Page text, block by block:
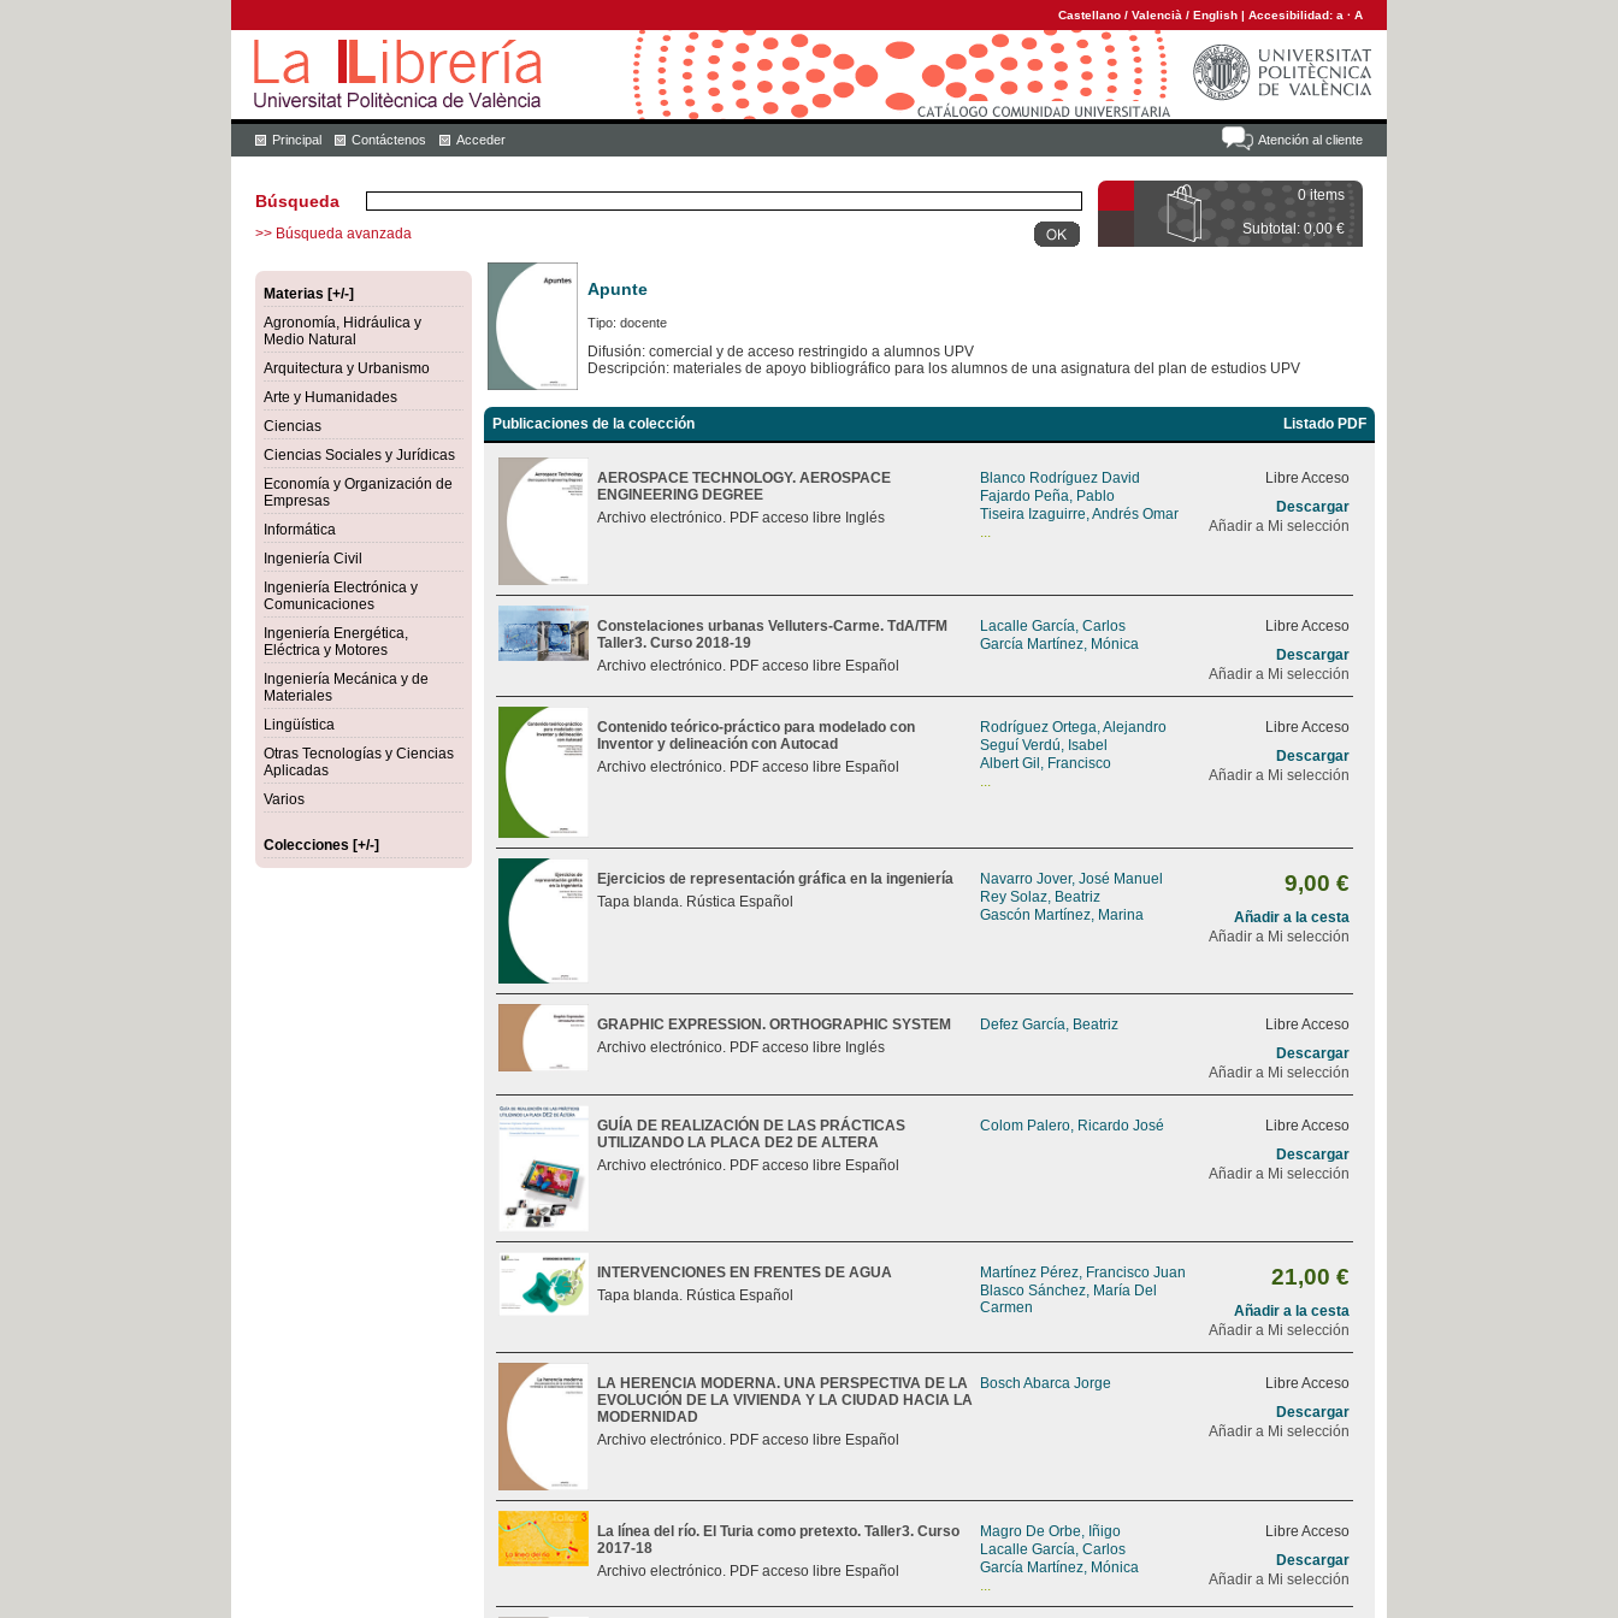
Castellano / Valencià / English | Accesibilidad: a · A
Atención al cliente
Principal Contáctenos Acceder
0 items
Subtotal: 0,00 €
Búsqueda
>> Búsqueda avanzada
Materias [+/-]
Agronomía, Hidráulica y
Medio Natural
Arquitectura y Urbanismo
Arte y Humanidades
Ciencias
Ciencias Sociales y Jurídicas
Economía y Organización de
Empresas
Informática
Ingeniería Civil
Ingeniería Electrónica y
Comunicaciones
Ingeniería Energética,
Eléctrica y Motores
Ingeniería Mecánica y de
Materiales
Lingüística
Otras Tecnologías y Ciencias
Aplicadas
Varios
Colecciones [+/-]
Apunte
Tipo: docente
Difusión: comercial y de acceso restringido a alumnos UPV
Descripción: materiales de apoyo bibliográfico para los alumnos de una asignatura del plan de estudios UPV
Publicaciones de la colección Listado PDF
AEROSPACE TECHNOLOGY. AEROSPACE
ENGINEERING DEGREE
Archivo electrónico. PDF acceso libre Inglés
Blanco Rodríguez David
Fajardo Peña, Pablo
Tiseira Izaguirre, Andrés Omar
...
Libre Acceso
Descargar
Añadir a Mi selección
Constelaciones urbanas Velluters-Carme. TdA/TFM
Taller3. Curso 2018-19
Archivo electrónico. PDF acceso libre Español
Lacalle García, Carlos
García Martínez, Mónica
Libre Acceso
Descargar
Añadir a Mi selección
Contenido teórico-práctico para modelado con
Inventor y delineación con Autocad
Archivo electrónico. PDF acceso libre Español
Rodríguez Ortega, Alejandro
Seguí Verdú, Isabel
Albert Gil, Francisco
...
Libre Acceso
Descargar
Añadir a Mi selección
Ejercicios de representación gráfica en la ingeniería
Tapa blanda. Rústica Español
Navarro Jover, José Manuel
Rey Solaz, Beatriz
Gascón Martínez, Marina
9,00 €
Añadir a la cesta
Añadir a Mi selección
GRAPHIC EXPRESSION. ORTHOGRAPHIC SYSTEM
Archivo electrónico. PDF acceso libre Inglés
Defez García, Beatriz
Libre Acceso
Descargar
Añadir a Mi selección
GUÍA DE REALIZACIÓN DE LAS PRÁCTICAS
UTILIZANDO LA PLACA DE2 DE ALTERA
Archivo electrónico. PDF acceso libre Español
Colom Palero, Ricardo José
Libre Acceso
Descargar
Añadir a Mi selección
INTERVENCIONES EN FRENTES DE AGUA
Tapa blanda. Rústica Español
Martínez Pérez, Francisco Juan
Blasco Sánchez, María Del
Carmen
21,00 €
Añadir a la cesta
Añadir a Mi selección
LA HERENCIA MODERNA. UNA PERSPECTIVA DE LA
EVOLUCIÓN DE LA VIVIENDA Y LA CIUDAD HACIA LA
MODERNIDAD
Archivo electrónico. PDF acceso libre Español
Bosch Abarca Jorge
Libre Acceso
Descargar
Añadir a Mi selección
La línea del río. El Turia como pretexto. Taller3. Curso
2017-18
Archivo electrónico. PDF acceso libre Español
Magro De Orbe, Iñigo
Lacalle García, Carlos
García Martínez, Mónica
...
Libre Acceso
Descargar
Añadir a Mi selección